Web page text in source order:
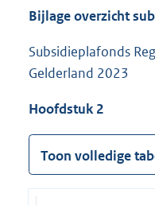
t
r
l
i
n
k
Bijlage overzicht
Subsidieplafonds
Gelderland 2023
Hoofdstuk 2
Toon volledige